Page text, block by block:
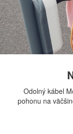
Odolný kábel
pohonu na